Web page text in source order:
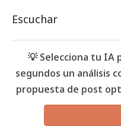
Escuchar
💡 Selecciona tu IA
segundos un análisis
propuesta de post